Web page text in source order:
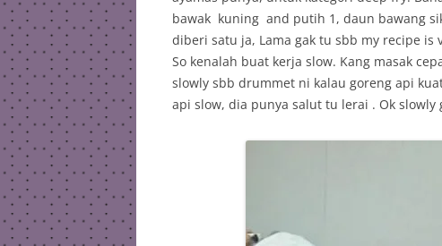
bawak kuning and putih 1, daun bawang
diberi satu ja, Lama gak tu sbb my recipe
So kenalah buat kerja slow. Kang masak
slowly sbb drummet ni kalau goreng api
api slow, dia punya salut tu lerai . Ok slowly